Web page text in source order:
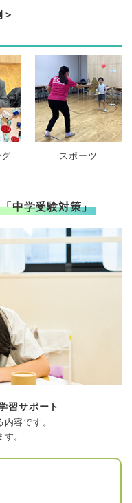
スポーツ
「中学受験対策」
習サポート
容です。
。